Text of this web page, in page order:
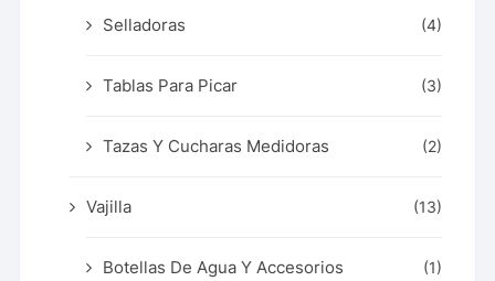
Selladoras (4)
Tablas Para Picar (3)
Tazas Y Cucharas Medidoras (2)
Vajilla (13)
Botellas De Agua Y Accesorios (1)